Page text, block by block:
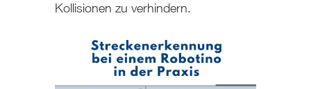
Kollisionen zu verhindern.